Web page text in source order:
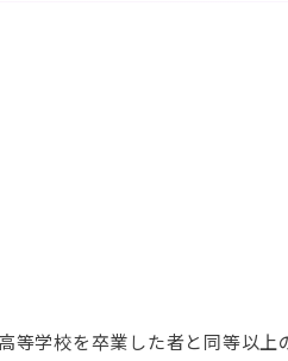
学校を卒業した者と同等以